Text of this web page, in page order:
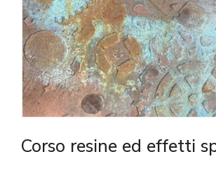
Corso resine ed effetti